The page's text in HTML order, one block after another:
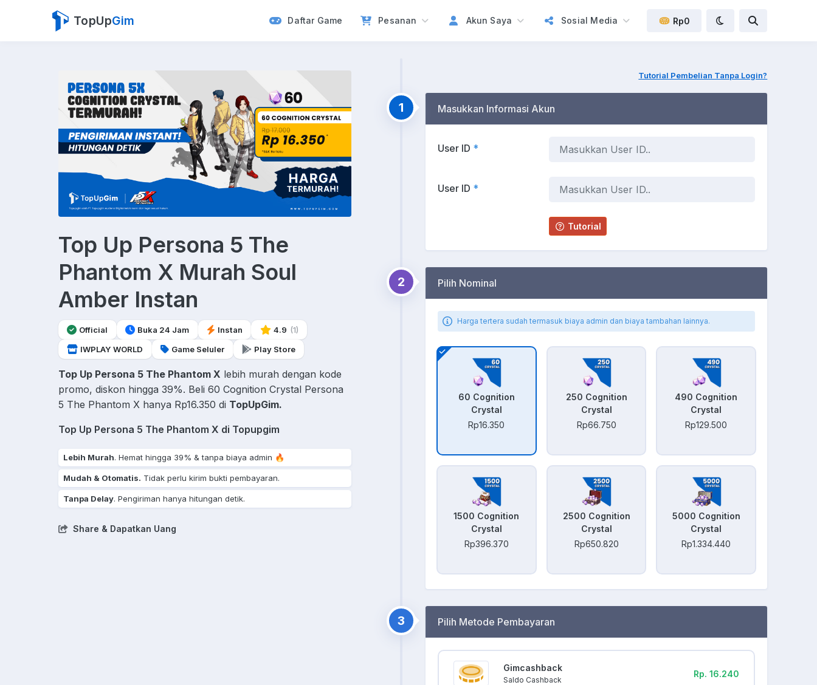
TopUpGim Daftar Game Pesanan Akun Saya Sosial Media Rp0
Top Up Persona 5 The
Phantom X Murah Soul
Amber Instan
Official Buka 24 Jam Instan 4.9 (1)
IWPLAY WORLD
Game Seluler Play Store
Top Up Persona 5 The Phantom X lebih murah dengan kode
promo, diskon hingga 39%. Beli 60 Cognition Crystal Persona
5 The Phantom X hanya Rp16.350 di TopUpGim.
Top Up Persona 5 The Phantom X di Topupgim
Lebih Murah. Hemat hingga 39% & tanpa biaya admin 🔥
Mudah & Otomatis. Tidak perlu kirim bukti pembayaran.
Tanpa Delay. Pengiriman hanya hitungan detik.
Share & Dapatkan Uang
Tutorial Pembelian Tanpa Login?
1 Masukkan Informasi Akun
User ID *
User ID *
Tutorial
2 Pilih Nominal
Harga tertera sudah termasuk biaya admin dan biaya tambahan lainnya.
60 Cognition
Crystal
Rp16.350
250 Cognition
Crystal
Rp66.750
490 Cognition
Crystal
Rp129.500
1500 Cognition
Crystal
Rp396.370
2500 Cognition
Crystal
Rp650.820
5000 Cognition
Crystal
Rp1.334.440
3 Pilih Metode Pembayaran
Gimcashback
Saldo Cashback
Rp. 16.240